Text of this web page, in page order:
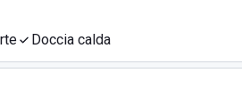
Doccia calda